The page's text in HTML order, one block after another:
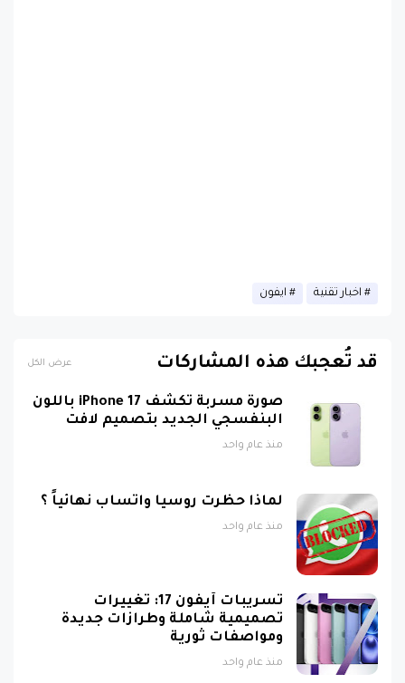
البنفسجي الجديد بتصميم لافت
منذ عام واحد
منذ عام واحد
تصميمية شاملة وطرازات جديدة
ومواصفات ثورية
منذ عام واحد